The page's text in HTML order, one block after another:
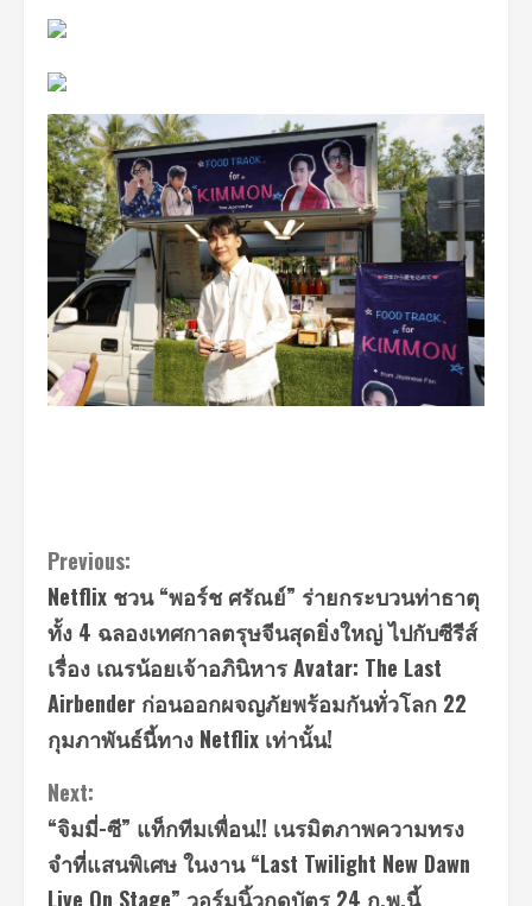
Continue
Reading
Previous:
Netflix ชวน “พอร์ช ศรัณย์” ร่ายกระบวนท่าธาตุ
ทั้ง 4 ฉลองเทศกาลตรุษจีนสุดยิ่งใหญ่ ไปกับซีรีส์
เรื่อง เณรน้อยเจ้าอภินิหาร Avatar: The Last
Airbender ก่อนออกผจญภัยพร้อมกันทั่วโลก 22
กุมภาพันธ์นี้ทาง Netflix เท่านั้น!
Next:
“จิมมี่-ซี” แท็กทีมเพื่อน!! เนรมิตภาพความทรง
จำที่แสนพิเศษ ในงาน “Last Twilight New Dawn
Live On Stage” วอร์มนิ้วกดบัตร 24 ก.พ.นี้